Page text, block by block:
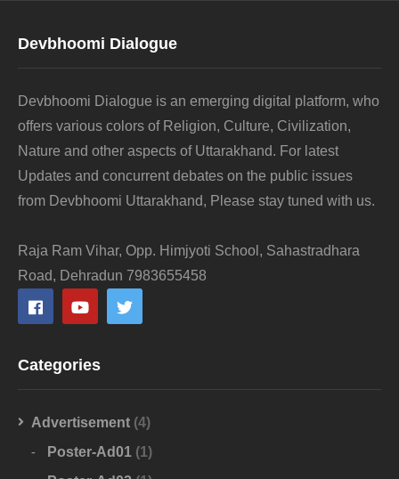
Devbhoomi Dialogue
Devbhoomi Dialogue is an emerging digital platform, who
offers various colors of Religion, Culture, Civilization,
Nature and other aspects of Uttarakhand. For latest
Updates and concurrent debates on the public issues
from Devbhoomi Uttarakhand, Please stay tuned with us.
Raja Ram Vihar, Opp. Himjyoti School, Sahastradhara
Road, Dehradun 7983655458
Categories
Advertisement (4)
Poster-Ad01 (1)